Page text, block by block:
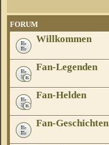
FORUM
Willkommen
Fan-Legenden
Fan-Helden
Fan-Geschichten